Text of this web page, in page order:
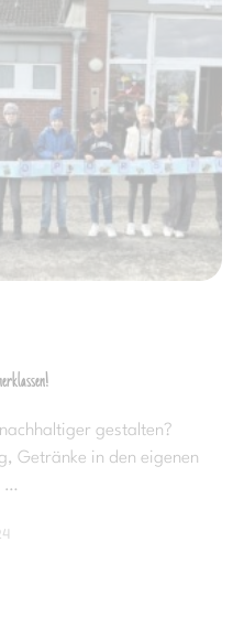
gestalten?
Getränke in den eigenen
…